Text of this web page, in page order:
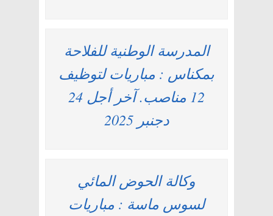
المدرسة الوطنية للفلاحة
بمكناس : مباريات لتوظيف
12 مناصب. آخر أجل 24
دجنبر 2025
وكالة الحوض المائي
لسوس ماسة : مباريات